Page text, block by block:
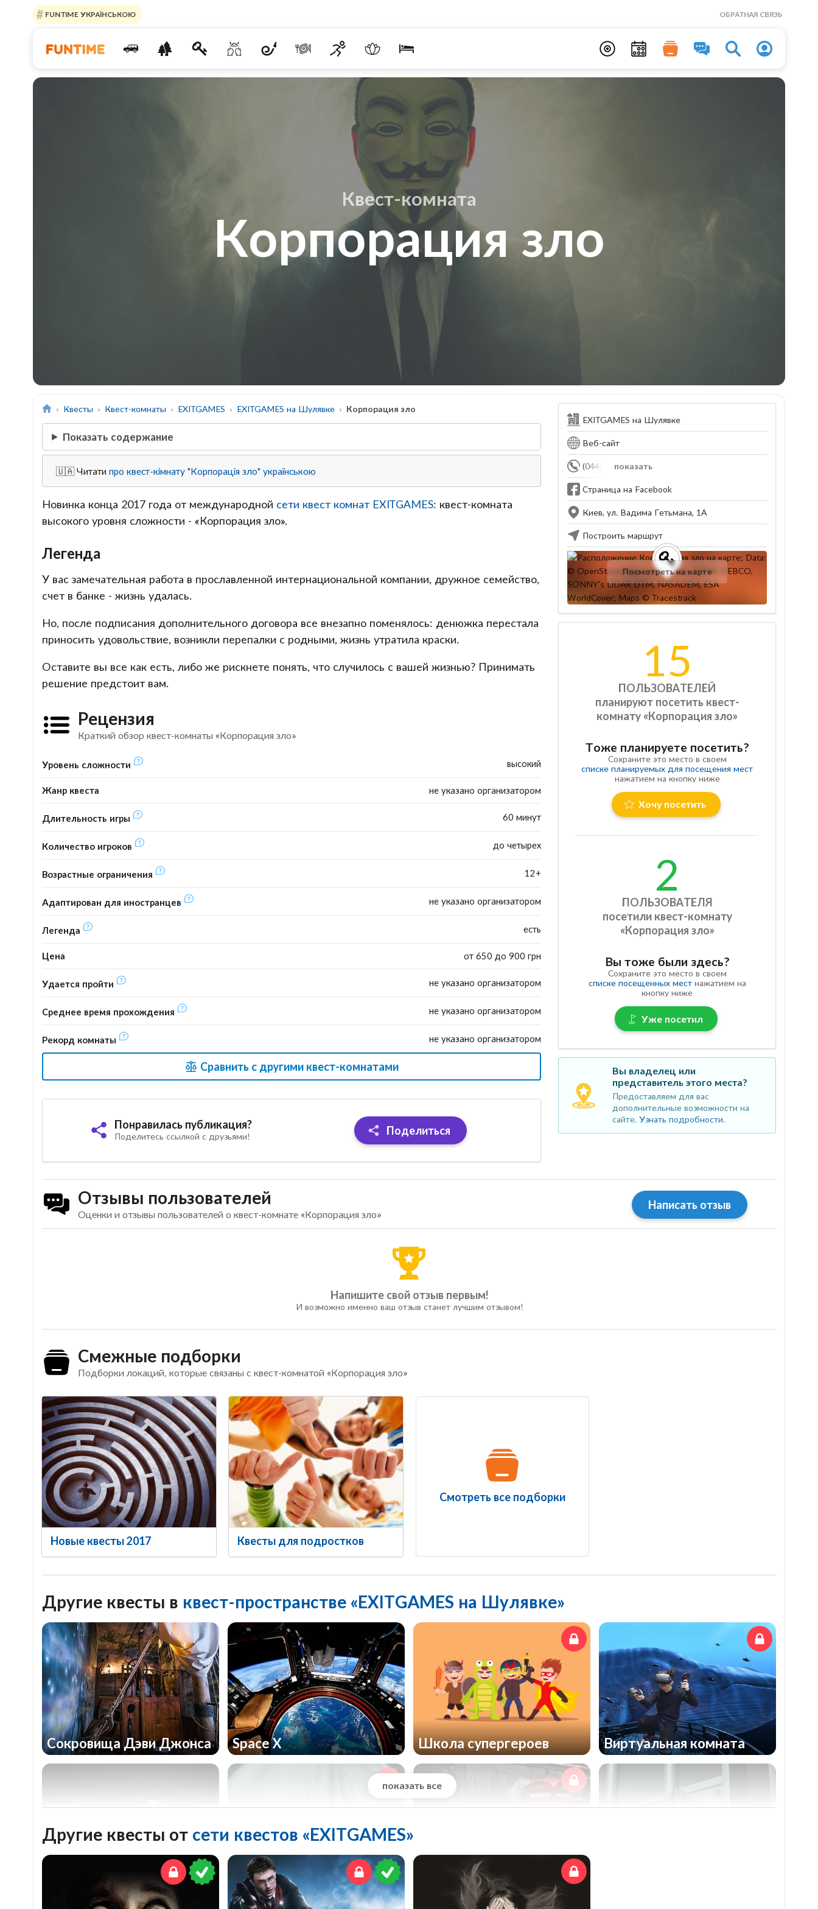
FUNTIME УКРАЇНСЬКОЮ ОБРАТНАЯ СВЯЗЬ
Квест-комната
Корпорация зло
Квесты Квест-комнаты EXITGAMES EXITGAMES на Шулявке Корпорация зло
Показать содержание
🇺🇦 Читати про квест-кімнату "Корпорація зло" українською
Новинка конца 2017 года от международной сети квест комнат EXITGAMES: квест-комната
высокого уровня сложности - «Корпорация зло».
Легенда
У вас замечательная работа в прославленной интернациональной компании, дружное семейство,
счет в банке - жизнь удалась.
Но, после подписания дополнительного договора все внезапно поменялось: денюжка перестала
приносить удовольствие, возникли перепалки с родными, жизнь утратила краски.
Оставите вы все как есть, либо же рискнете понять, что случилось с вашей жизнью? Принимать
решение предстоит вам.
Рецензия
Краткий обзор квест-комнаты «Корпорация зло»
Уровень сложности высокий
Жанр квеста не указано организатором
Длительность игры 60 минут
Количество игроков до четырех
Возрастные ограничения 12+
Адаптирован для иностранцев не указано организатором
Легенда есть
Цена от 650 до 900 грн
Удается пройти не указано организатором
Среднее время прохождения не указано организатором
Рекорд комнаты не указано организатором
Сравнить с другими квест-комнатами
Понравилась публикация?
Поделитесь ссылкой с друзьями! Поделиться
EXITGAMES на Шулявке
Веб-сайт
показать
(044) 500-00-30
Страница на Facebook
Киев, ул. Вадима Гетьмана, 1А
Построить маршрут
Посмотреть на карте
15
ПОЛЬЗОВАТЕЛЕЙ
планируют посетить квест-
комнату «Корпорация зло»
Тоже планируете посетить?
Сохраните это место в своем
списке планируемых для посещения мест
нажатием на кнопку ниже
Хочу посетить
2
ПОЛЬЗОВАТЕЛЯ
посетили квест-комнату
«Корпорация зло»
Вы тоже были здесь?
Сохраните это место в своем
списке посещенных местнажатием на
кнопку ниже
Уже посетил
Вы владелец или
представитель этого места?
Предоставляем для вас
дополнительные возможности на
сайте. Узнать подробности.
Отзывы пользователей
Оценки и отзывы пользователей о квест-комнате «Корпорация зло»
Написать отзыв
Напишите свой отзыв первым!
И возможно именно ваш отзыв станет лучшим отзывом!
Смежные подборки
Подборки локаций, которые связаны с квест-комнатой «Корпорация зло»
Новые квесты 2017 Квесты для подростков
Смотреть все подборки
Другие квесты в квест-пространстве «EXITGAMES на Шулявке»
Сокровища Дэви Джонса Space X Школа супергероев Виртуальная комната
показать все
Проклятие лабиринта Кольцо Нибелунгов Телефонная будка
Другие квесты от сети квестов «EXITGAMES»